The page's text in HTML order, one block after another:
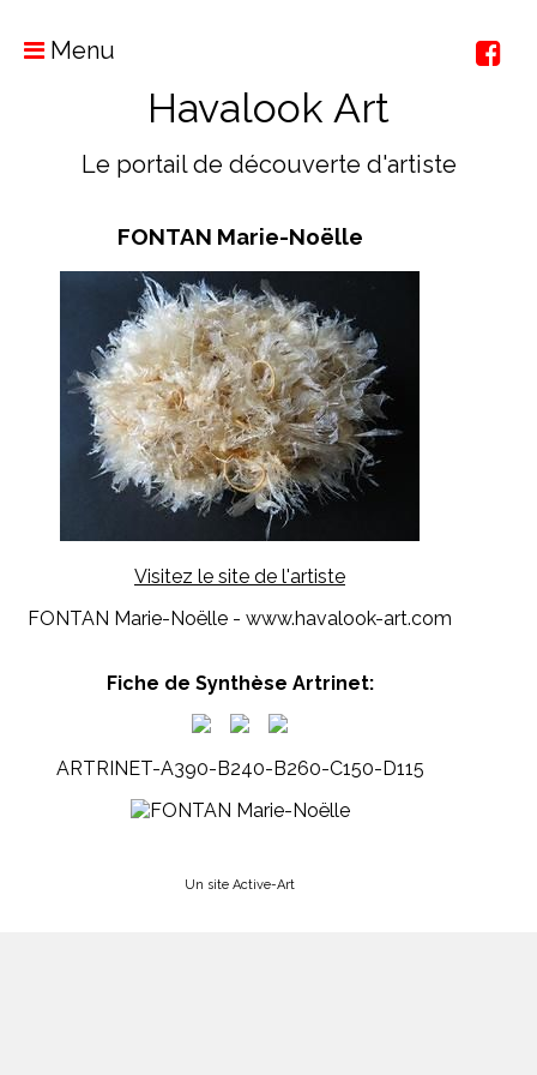
Menu
Havalook Art
Le portail de découverte d'artiste
FONTAN Marie-Noëlle
Visitez le site de l'artiste
FONTAN Marie-Noëlle - www.havalook-art.com
Fiche de Synthèse Artrinet:
ARTRINET-A390-B240-B260-C150-D115
Un site Active-Art